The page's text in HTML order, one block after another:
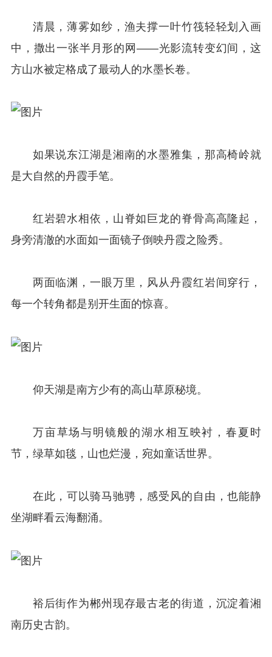
清晨，薄雾如纱，渔夫撑一叶竹筏轻轻划入画
中，撒出一张半月形的网——光影流转变幻间，这
方山水被定格成了最动人的水墨长卷。
如果说东江湖是湘南的水墨雅集，那高椅岭就
是大自然的丹霞手笔。
红岩碧水相依，山脊如巨龙的脊骨高高隆起，
身旁清澈的水面如一面镜子倒映丹霞之险秀。
两面临渊，一眼万里，风从丹霞红岩间穿行，
每一个转角都是别开生面的惊喜。
仰天湖是南方少有的高山草原秘境。
万亩草场与明镜般的湖水相互映衬，春夏时
节，绿草如毯，山也烂漫，宛如童话世界。
在此，可以骑马驰骋，感受风的自由，也能静
坐湖畔看云海翻涌。
裕后街作为郴州现存最古老的街道，沉淀着湘
南历史古韵。